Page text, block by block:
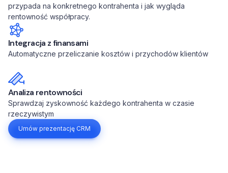
przypada na konkretnego kontrahenta i jak wygląda
rentowność współpracy.
Integracja z finansami
Automatyczne przeliczanie kosztów i przychodów klientów
Analiza rentowności
Sprawdzaj zyskowność każdego kontrahenta w czasie
rzeczywistym
Umów prezentację CRM